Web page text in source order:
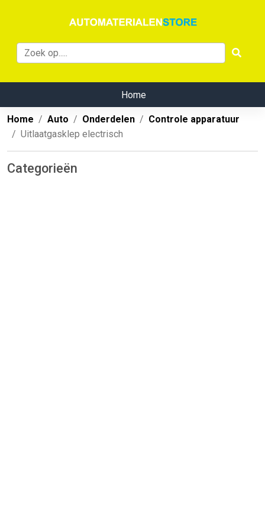
Home
Home Auto Onderdelen
Controle apparatuur
Uitlaatgasklep electrisch
Categorieën